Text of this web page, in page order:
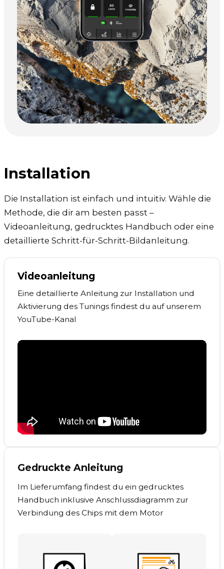
Installation
Die Installation ist einfach und intuitiv. Wähle die
Methode, die dir am besten passt –
Videoanleitung, gedrucktes Handbuch oder eine
detaillierte Schritt-für-Schritt-Bildanleitung.
Videoanleitung
Eine detaillierte Anleitung zur Installation und
Aktivierung des Tunings findest du auf unserem
YouTube-Kanal
Gedruckte Anleitung
Im Lieferumfang findest du ein gedrucktes
Handbuch inklusive Anschlussdiagramm zur
Verbindung des Chips mit dem Motor